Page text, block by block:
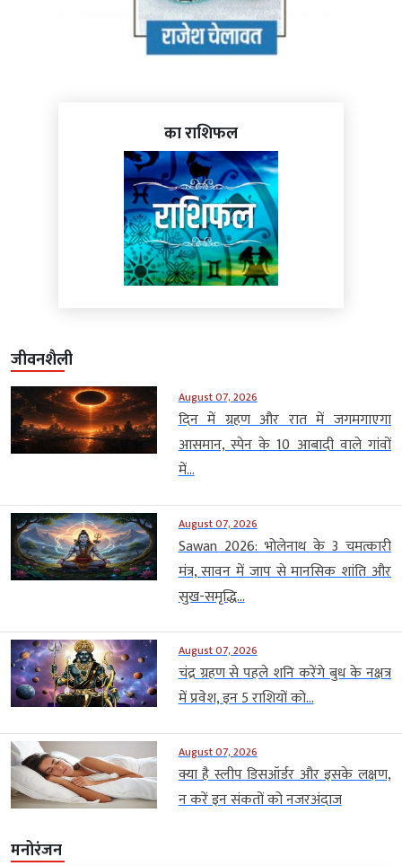
का राशिफल
जीवनशैली
August 07, 2026
दिन में ग्रहण और रात में जगमगाएगा
आसमान, स्पेन के 10 आबादी वाले गांवों
में...
August 07, 2026
Sawan 2026: भोलेनाथ के 3 चमत्कारी
मंत्र, सावन में जाप से मानसिक शांति और
सुख-समृद्धि...
August 07, 2026
चंद्र ग्रहण से पहले शनि करेंगे बुध के नक्षत्र
में प्रवेश, इन 5 राशियों को...
August 07, 2026
क्या है स्लीप डिसऑर्डर और इसके लक्षण,
न करें इन संकतों को नजरअंदाज
मनोरंजन